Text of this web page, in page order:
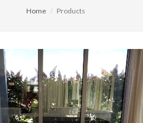
Home Products